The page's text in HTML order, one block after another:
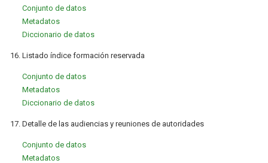
Conjunto de datos
Metadatos
Diccionario de datos
16. Listado índice formación reservada
Conjunto de datos
Metadatos
Diccionario de datos
17. Detalle de las audiencias y reuniones de autoridades
Conjunto de datos
Metadatos